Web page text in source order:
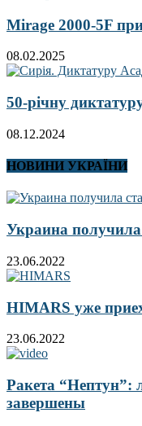
Mirage 2000-5F
08.02.2025
50-річну
08.12.2024
НОВИНИ УКРАЇНИ
Украина
23.06.2022
HIMARS уже
23.06.2022
Ракета “Нептун”:
завершены